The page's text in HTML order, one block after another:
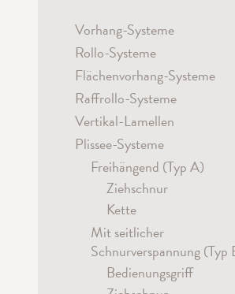
Vorhang-Systeme
Vorhang-Systeme
Elektrisch
Hand
Schnur
Raumtrenn-/ Rundrohr-
Hand
Metropole Stilgarnituren
Hand
Rollo-Systeme
Rollo-Systeme
Elektrisch
Akku
Kette
Zugschnur
Kassetten-Rollo-Systeme
Elektrisch
Kette
Flächenvorhang-Systeme
Flächenvorhang-Systeme
Hand / Schleuderstab
Elektrisch
Flex
Hand / Schleuderstab
Raffrollo-Systeme
Elektrisch
Akku
Kette
Schnur
Vertikal-Lamellen
Elektrisch
Kette
Plissee-Systeme
Freihängend (Typ A)
Ziehschnur
Kette
Mit seitlicher
Schnurverspannung (Typ
Bedienungsgriff